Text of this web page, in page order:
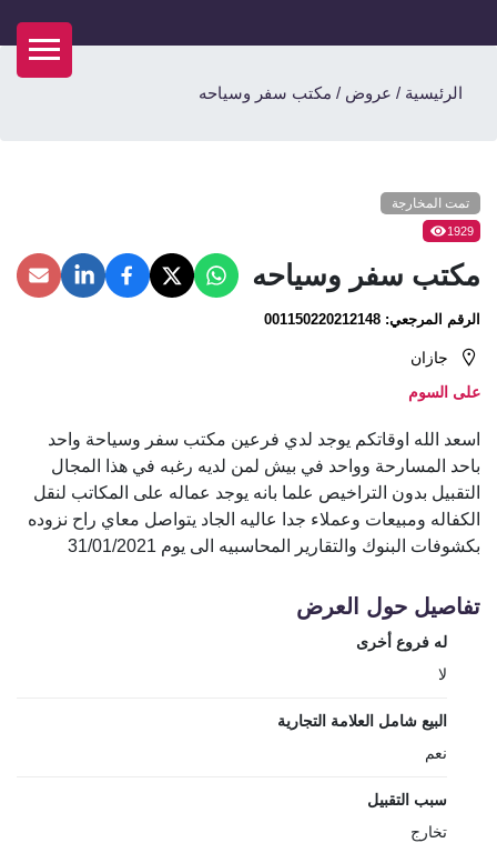
الرئيسية / عروض / مكتب سفر وسياحه
تمت المخارجة
1929
مكتب سفر وسياحه
الرقم المرجعي:
جازان
على السوم
اسعد الله اوقاتكم يوجد لدي فرعين مكتب سفر وسياحة واحد
باحد المسارحة وواحد في بيش لمن لديه رغبه في هذا المجال
التقبيل بدون التراخيص علما بانه يوجد عماله على المكاتب لنقل
الكفاله ومبيعات وعملاء جدا عاليه الجاد يتواصل معاي راح نزوده
بكشوفات البنوك والتقارير المحاسبيه الى يوم 31/01/2021
تفاصيل حول العرض
له فروع أخرى
لا
البيع شامل العلامة التجارية
نعم
سبب التقبيل
تخارج